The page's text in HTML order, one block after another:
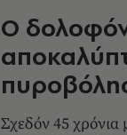
Ο
Σχεδόν 45